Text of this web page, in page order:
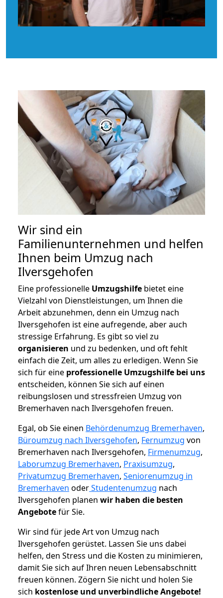
Wir sind ein
Familienunternehmen und helfen
Ihnen beim Umzug nach
Ilversgehofen
Eine professionelle Umzugshilfe bietet eine
Vielzahl von Dienstleistungen, um Ihnen die
Arbeit abzunehmen, denn ein Umzug nach
Ilversgehofen ist eine aufregende, aber auch
stressige Erfahrung. Es gibt so viel zu
organisieren und zu bedenken, und oft fehlt
einfach die Zeit, um alles zu erledigen. Wenn Sie
sich für eine professionelle Umzugshilfe bei uns
entscheiden, können Sie sich auf einen
reibungslosen und stressfreien Umzug von
Bremerhaven nach Ilversgehofen freuen.
Egal, ob Sie einen Behördenumzug Bremerhaven,
Büroumzug nach Ilversgehofen, Fernumzug von
Bremerhaven nach Ilversgehofen, Firmenumzug,
Laborumzug Bremerhaven, Praxisumzug,
Privatumzug Bremerhaven, Seniorenumzug in
Bremerhaven oderStudentenumzug nach
Ilversgehofen planen wir haben die besten
Angebotefür Sie.
Wir sind für jede Art von Umzug nach
Ilversgehofen gerüstet. Lassen Sie uns dabei
helfen, den Stress und die Kosten zu minimieren,
damit Sie sich auf Ihren neuen Lebensabschnitt
freuen können. Zögern Sie nicht und holen Sie
sich kostenlose und unverbindliche Angebote!